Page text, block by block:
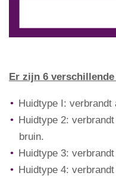
Er zijn 6
Huidtype I: verbrandt
Huidtype 2:
bruin.
Huidtype 3:
Huidtype 4: